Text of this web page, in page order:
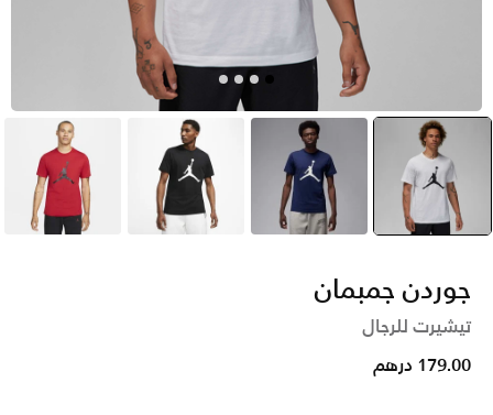
selected
أبيض أزرق أسود أحمر
جوردن جمبمان
تيشيرت للرجال
179.00 درهم